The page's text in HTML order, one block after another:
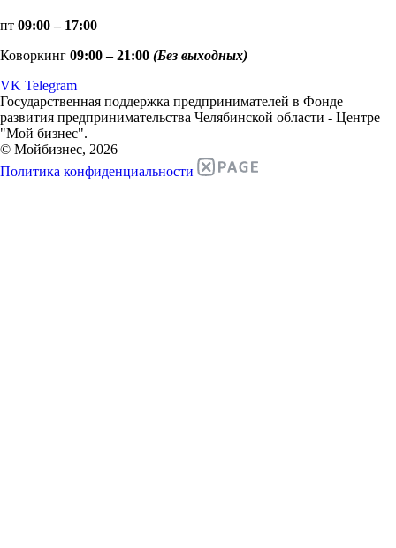
пт 09:00 – 17:00
Коворкинг 09:00 – 21:00 (Без выходных)
VK Telegram
Государственная поддержка предпринимателей в Фонде
развития предпринимательства Челябинской области - Центре
"Мой бизнес".
© Мойбизнес, 2026
Политика конфиденциальности